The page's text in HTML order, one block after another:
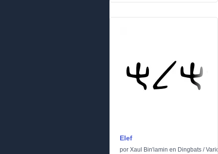
Elef
por Xaul Bin'iamin en Dingbats /